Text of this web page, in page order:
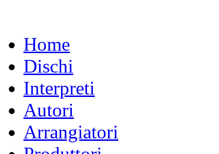
Home
Dischi
Interpreti
Autori
Arrangiatori